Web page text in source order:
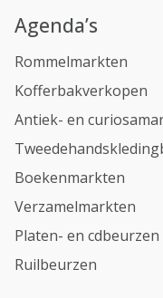
Agenda’s
Rommelmarkten
Kofferbakverkopen
Antiek- en
Boekenmarkten
Verzamelmarkten
Platen- en cdbeurzen
Ruilbeurzen